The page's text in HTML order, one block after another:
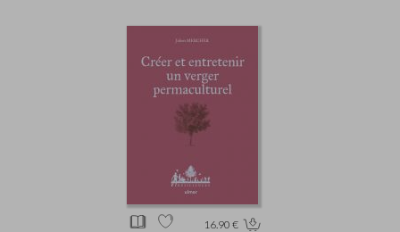
16.90 €